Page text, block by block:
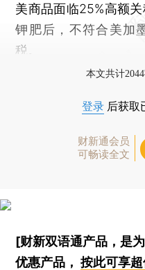
美商品面临25%高额
钾肥后，不符合美加
税。
本文共计
登录 后获取
财新通会员
可畅读全文
[财新双语通产品，是
优惠产品，按此可享